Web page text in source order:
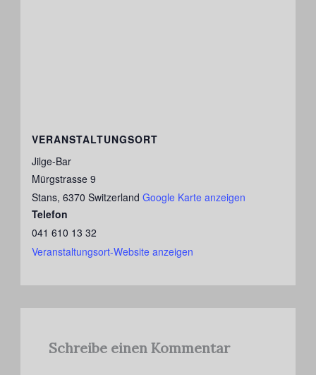
VERANSTALTUNGSORT
Jilge-Bar
Mürgstrasse 9
Stans, 6370 Switzerland Google Karte anzeigen
Telefon
041 610 13 32
Veranstaltungsort-Website anzeigen
Schreibe einen Kommentar